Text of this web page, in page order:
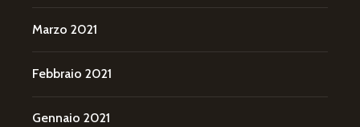
Marzo 2021
Febbraio 2021
Gennaio 2021